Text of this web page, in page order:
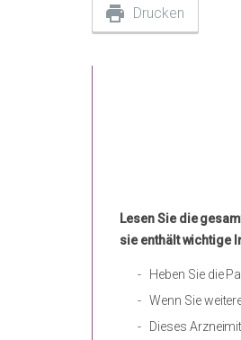
Drucken
Lesen Sie die
sie enthält wichtige
Heben Sie die
Wenn Sie
Dieses